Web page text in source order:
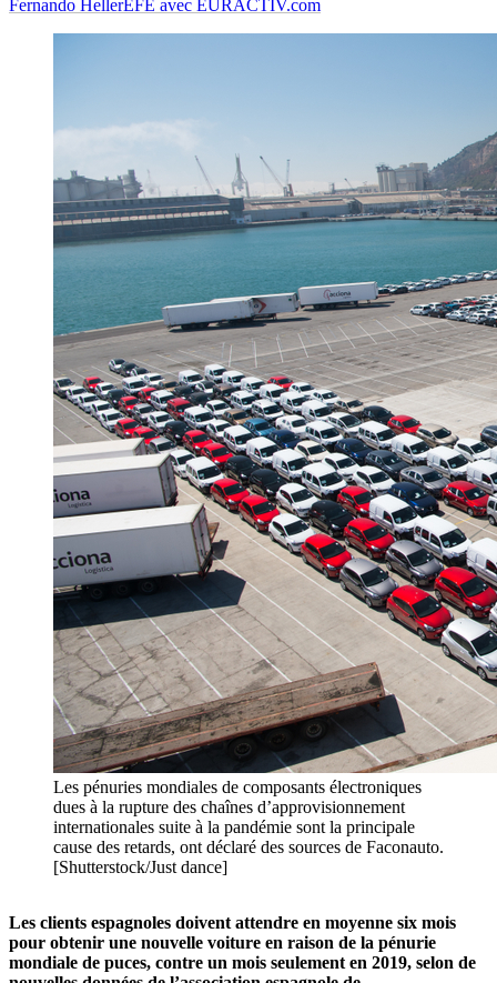
Fernando HellerEFE avec EURACTIV.com
Les pénuries mondiales de composants électroniques
dues à la rupture des chaînes d’approvisionnement
internationales suite à la pandémie sont la principale
cause des retards, ont déclaré des sources de Faconauto.
[Shutterstock/Just dance]
Les clients espagnoles doivent attendre en moyenne six mois
pour obtenir une nouvelle voiture en raison de la pénurie
mondiale de puces, contre un mois seulement en 2019, selon de